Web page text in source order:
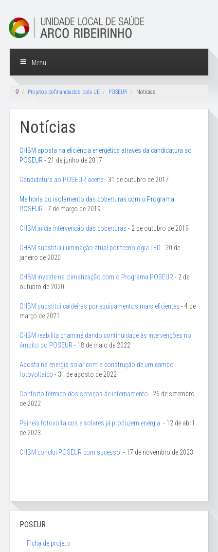
Menu
Projetos cofinanciados pela UE POSEUR Notícias
Notícias
CHBM aposta na eficiência energética através da candidatura ao
POSEUR - 21 de junho de 2017
Candidatura ao POSEUR aceite- 31 de outubro de 2017
Melhoria do isolamento das coberturas com o Programa
POSEUR - 7 de março de 2019
CHBM inicia intervenção das coberturas - 2 de outubro de 2019
CHBM substitui iluminação atual por tecnologia LED - 20 de
janeiro de 2020
CHBM investe na climatização com o Programa POSEUR - 2 de
outubro de 2020
CHBM substitui caldeiras por equipamentos mais eficientes - 4 de
março de 2021
CHBM reabilita chaminé dando continuidade às intervenções no
âmbito do POSEUR - 18 de maio de 2022
Aposta na energia solar com a construção de um campo
fotovoltaico - 31 de agosto de 2022
Conforto térmico dos serviços de internamento - 26 de setembro
de 2022
Painéis fotovoltaicos e solares já produzem energia - 12 de abril
de 2023
CHBM conclui POSEUR com sucesso! - 17 de novembro de 2023
POSEUR
Ficha de projeto